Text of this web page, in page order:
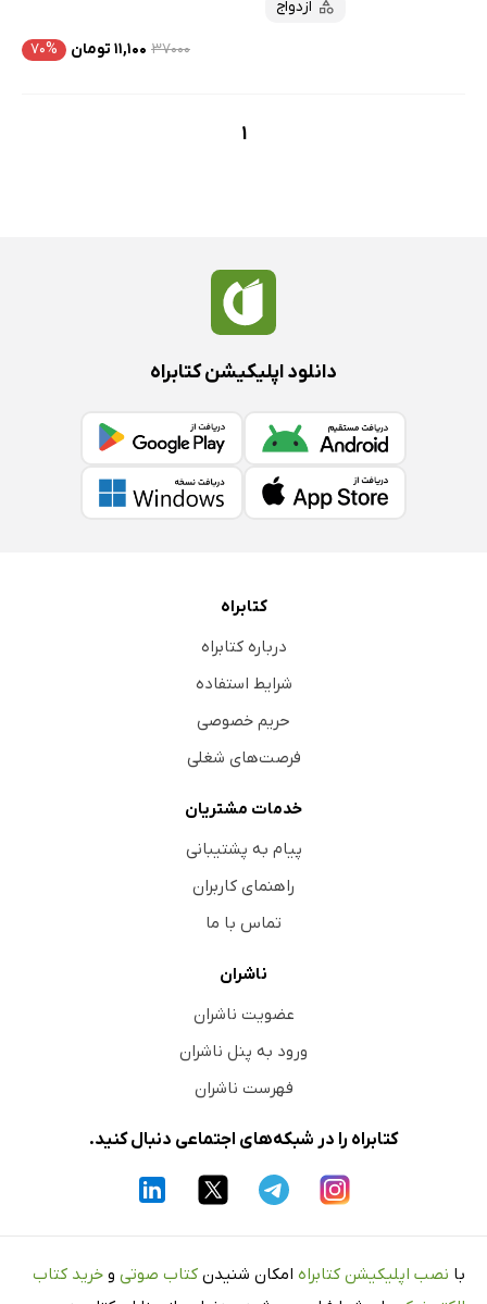
ازدواج
۳۷۰۰۰ ۱۱,۱۰۰ تومان ۷۰%
1
دانلود اپلیکیشن کتابراه
کتابراه
درباره کتابراه
شرایط استفاده
حریم خصوصی
فرصت‌های شغلی
خدمات مشتریان
پیام به پشتیبانی
راهنمای کاربران
تماس با ما
ناشران
عضویت ناشران
ورود به پنل ناشران
فهرست ناشران
کتابراه را در شبکه‌های اجتماعی دنبال کنید.
با نصب اپلیکیشن کتابراه امکان شنیدن کتاب صوتی و خرید کتاب